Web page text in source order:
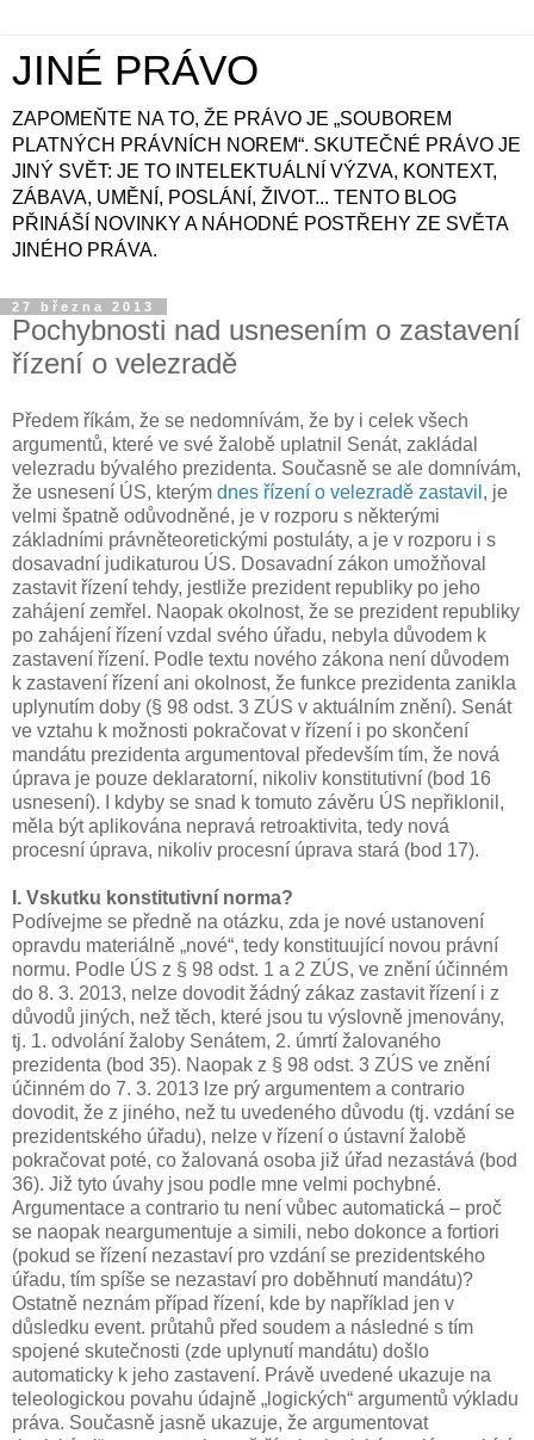
JINÉ PRÁVO
ZAPOMEŇTE NA TO, ŽE PRÁVO JE „SOUBOREM
PLATNÝCH PRÁVNÍCH NOREM“. SKUTEČNÉ PRÁVO JE
JINÝ SVĚT: JE TO INTELEKTUÁLNÍ VÝZVA, KONTEXT,
ZÁBAVA, UMĚNÍ, POSLÁNÍ, ŽIVOT... TENTO BLOG
PŘINÁŠÍ NOVINKY A NÁHODNÉ POSTŘEHY ZE SVĚTA
JINÉHO PRÁVA.
27 března 2013
Pochybnosti nad usnesením o zastavení
řízení o velezradě
Předem říkám, že se nedomnívám, že by i celek všech
argumentů, které ve své žalobě uplatnil Senát, zakládal
velezradu bývalého prezidenta. Současně se ale domnívám,
že usnesení ÚS, kterým dnes řízení o velezradě zastavil , je
velmi špatně odůvodněné, je v rozporu s některými
základními právněteoretickými postuláty, a je v rozporu i s
dosavadní judikaturou ÚS. Dosavadní zákon umožňoval
zastavit řízení tehdy, jestliže prezident republiky po jeho
zahájení zemřel. Naopak okolnost, že se prezident republiky
po zahájení řízení vzdal svého úřadu, nebyla důvodem k
zastavení řízení. Podle textu nového zákona není důvodem
k zastavení řízení ani okolnost, že funkce prezidenta zanikla
uplynutím doby (§ 98 odst. 3 ZÚS v aktuálním znění). Senát
ve vztahu k možnosti pokračovat v řízení i po skončení
mandátu prezidenta argumentoval především tím, že nová
úprava je pouze deklaratorní, nikoliv konstitutivní (bod 16
usnesení). I kdyby se snad k tomuto závěru ÚS nepřiklonil,
měla být aplikována nepravá retroaktivita, tedy nová
procesní úprava, nikoliv procesní úprava stará (bod 17).
I. Vskutku konstitutivní norma?
Podívejme se předně na otázku, zda je nové ustanovení
opravdu materiálně „nové“, tedy konstituující novou právní
normu. Podle ÚS z § 98 odst. 1 a 2 ZÚS, ve znění účinném
do 8. 3. 2013, nelze dovodit žádný zákaz zastavit řízení i z
důvodů jiných, než těch, které jsou tu výslovně jmenovány,
tj. 1. odvolání žaloby Senátem, 2. úmrtí žalovaného
prezidenta (bod 35). Naopak z § 98 odst. 3 ZÚS ve znění
účinném do 7. 3. 2013 lze prý argumentem a contrario
dovodit, že z jiného, než tu uvedeného důvodu (tj. vzdání se
prezidentského úřadu), nelze v řízení o ústavní žalobě
pokračovat poté, co žalovaná osoba již úřad nezastává (bod
36). Již tyto úvahy jsou podle mne velmi pochybné.
Argumentace a contrario tu není vůbec automatická – proč
se naopak neargumentuje a simili, nebo dokonce a fortiori
(pokud se řízení nezastaví pro vzdání se prezidentského
úřadu, tím spíše se nezastaví pro doběhnutí mandátu)?
Ostatně neznám případ řízení, kde by například jen v
důsledku event. průtahů před soudem a následné s tím
spojené skutečnosti (zde uplynutí mandátu) došlo
automaticky k jeho zastavení. Právě uvedené ukazuje na
teleologickou povahu údajně „logických“ argumentů výkladu
práva. Současně jasně ukazuje, že argumentovat